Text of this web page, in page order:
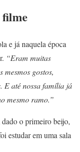
e já naquela época
“Eram muitas
gostos,
E até nossa família já
mesmo ramo.”
dado o primeiro beijo,
estudar em uma sala